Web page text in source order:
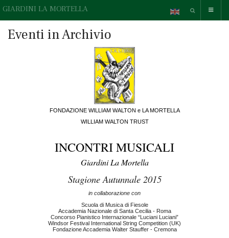
GIARDINI LA MORTELLA
Eventi in Archivio
FONDAZIONE WILLIAM WALTON e LA MORTELLA
WILLIAM WALTON TRUST
INCONTRI MUSICALI
Giardini La Mortella
Stagione Autunnale 2015
in collaborazione con
Scuola di Musica di Fiesole
Accademia Nazionale di Santa Cecilia - Roma
Concorso Pianistico Internazionale “Luciani Luciani”
Windsor Festival International String Competition (UK)
Fondazione Accademia Walter Stauffer - Cremona